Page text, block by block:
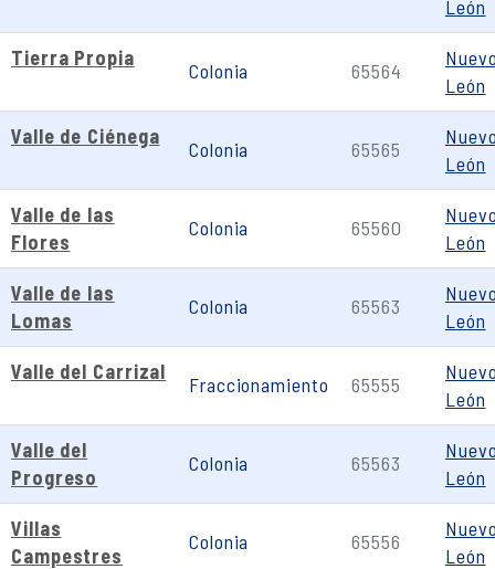
León
Tierra Propia
Colonia 65564
León
Valle de Ciénega
Colonia 65565
León
Valle de las
Flores
Colonia 65560
León
Valle de las
Lomas
Colonia 65563
León
Valle del Carrizal
Fraccionamiento 65555
León
Valle del
Progreso
Colonia 65563
León
Villas
Campestres
Colonia 65556
León